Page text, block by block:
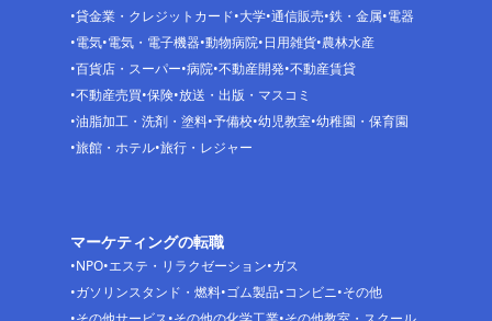
貸金業・クレジットカード 大学 通信販売 鉄・金属 電器
電気 電気・電子機器 動物病院 日用雑貨 農林水産
百貨店・スーパー 病院 不動産開発 不動産賃貸
不動産売買 保険 放送・出版・マスコミ
油脂加工・洗剤・塗料 予備校 幼児教室 幼稚園・保育園
旅館・ホテル 旅行・レジャー
マーケティングの転職
NPO エステ・リラクゼーション ガス
ガソリンスタンド・燃料 ゴム製品 コンビニ その他